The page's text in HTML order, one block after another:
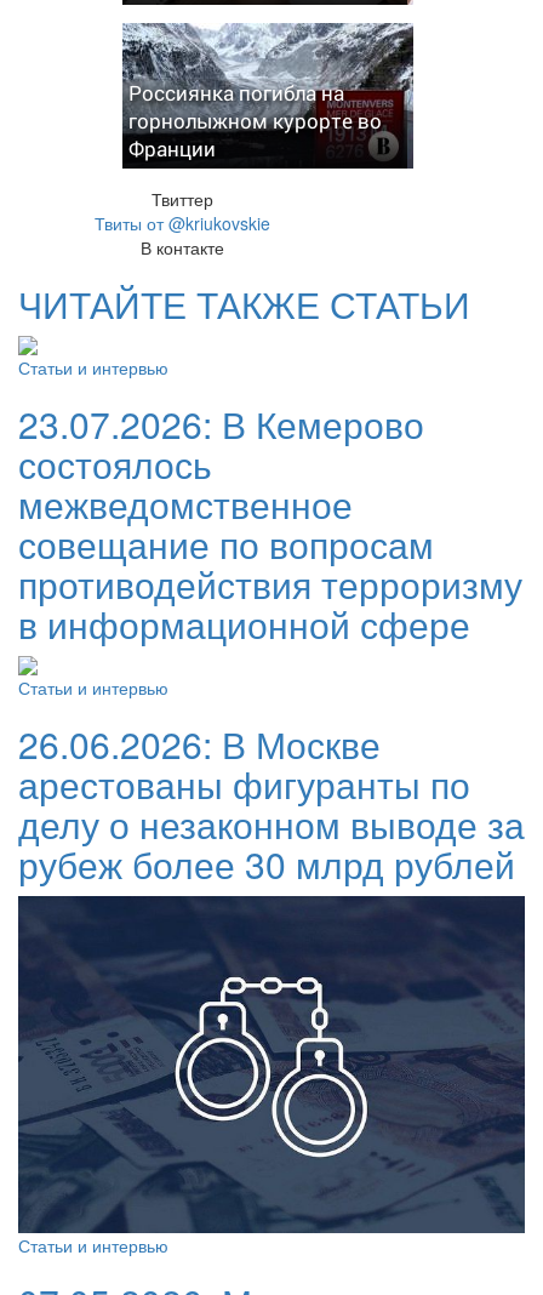
Россиянка погибла на
горнолыжном курорте во
Франции
Твиттер
Твиты от @kriukovskie
В контакте
ЧИТАЙТЕ ТАКЖЕ СТАТЬИ
Статьи и интервью
23.07.2026: В Кемерово
состоялось
межведомственное
совещание по вопросам
противодействия терроризму
в информационной сфере
Статьи и интервью
26.06.2026: В Москве
арестованы фигуранты по
делу о незаконном выводе за
рубеж более 30 млрд рублей
Статьи и интервью